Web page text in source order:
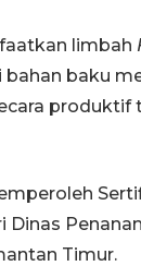
limbah
bahan baku
Dinas
Timur.